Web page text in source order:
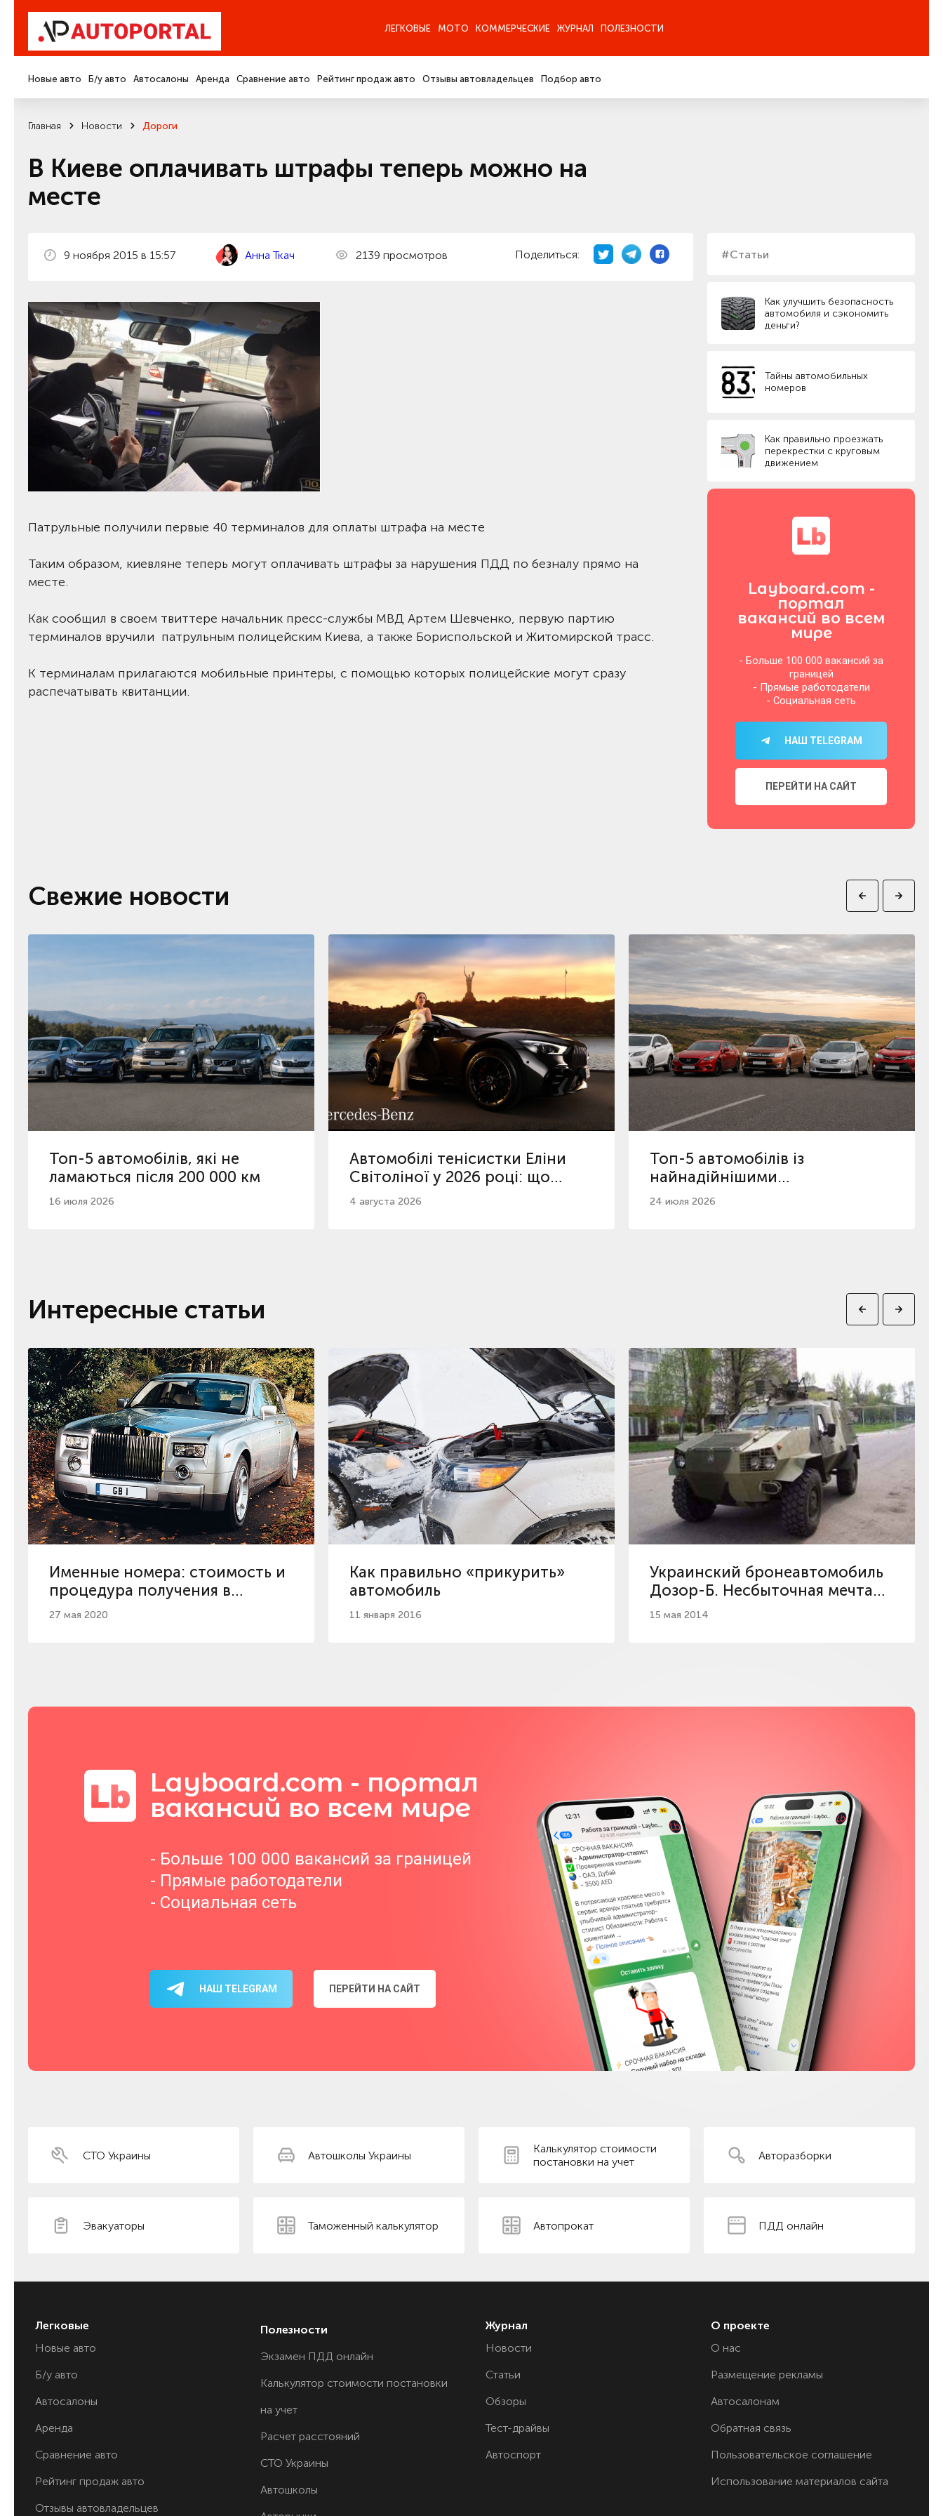
ЛЕГКОВЫЕ МОТО КОММЕРЧЕСКИЕ ЖУРНАЛ ПОЛЕЗНОСТИ
Новые авто Б/у авто Автосалоны Аренда Сравнение авто Рейтинг продаж авто Отзывы автовладельцев Подбор авто
Главная Новости Дороги
В Киеве оплачивать штрафы теперь можно на
месте
#Статьи
Как улучшить безопасность
автомобиля и сэкономить
деньги?
Тайны автомобильных
номеров
Как правильно проезжать
перекрестки с круговым
движением
Layboard.com -
портал
вакансий во всем
мире
- Больше 100 000 вакансий за
границей
- Прямые работодатели
- Социальная сеть
НАШ TELEGRAM
ПЕРЕЙТИ НА САЙТ
9 ноября 2015 в 15:57 Анна Ткач 2139 просмотров Поделиться:
Патрульные получили первые 40 терминалов для оплаты штрафа на месте
Таким образом, киевляне теперь могут оплачивать штрафы за нарушения ПДД по безналу прямо на
месте.
Как сообщил в своем твиттере начальник пресс-службы МВД Артем Шевченко, первую партию
терминалов вручили патрульным полицейским Киева, а также Бориспольской и Житомирской трасс.
К терминалам прилагаются мобильные принтеры, с помощью которых полицейские могут сразу
распечатывать квитанции.
Свежие новости
Топ-5 автомобілів, які не
ламаються після 200 000 км
16 июля 2026
Автомобілі тенісистки Еліни
Світоліної у 2026 році: що
відомо про її вибір
4 августа 2026
Топ-5 автомобілів із
найнадійнішими
автоматичними коробками
24 июля 2026
Интересные статьи
Именные номера: стоимость и
процедура получения в
Украине
27 мая 2020
Как правильно «прикурить»
автомобиль
11 января 2016
Украинский бронеавтомобиль
Дозор-Б. Несбыточная мечта
отечественной армии
15 мая 2014
Facebook
YouTube
Layboard.com - портал
вакансий во всем мире
- Больше 100 000 вакансий за границей
- Прямые работодатели
- Социальная сеть
НАШ TELEGRAM ПЕРЕЙТИ НА САЙТ
СТО Украины Автошколы Украины
Калькулятор стоимости
постановки на учет
Авторазборки
Эвакуаторы Таможенный калькулятор Автопрокат ПДД онлайн
Легковые
Новые авто
Б/у авто
Автосалоны
Аренда
Сравнение авто
Рейтинг продаж авто
Отзывы автовладельцев
Полезности
Экзамен ПДД онлайн
Калькулятор стоимости постановки
на учет
Расчет расстояний
СТО Украины
Автошколы
Журнал
Новости
Статьи
Обзоры
Тест-драйвы
Автоспорт
О проекте
О нас
Размещение рекламы
Автосалонам
Обратная связь
Пользовательское соглашение
Использование материалов сайта